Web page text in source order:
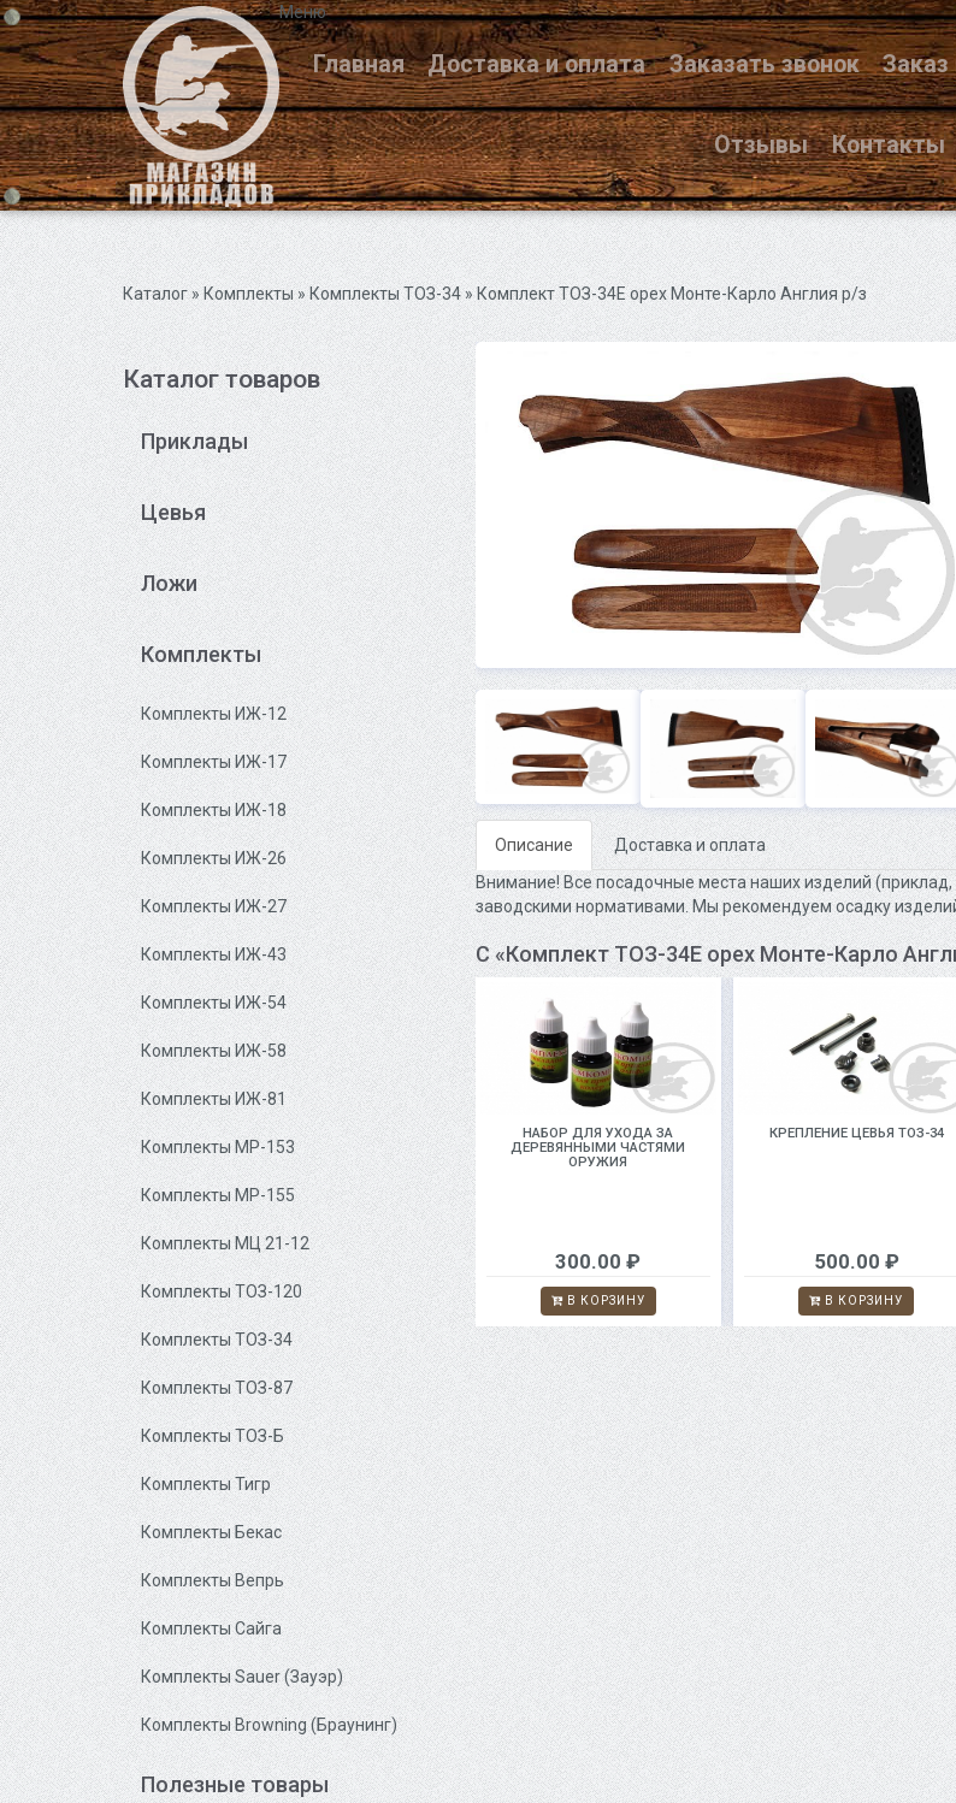
Меню
Главная Доставка и оплата Заказать звонок Заказ
Отзывы Контакты
Каталог» Комплекты »Комплекты ТОЗ-34» Комплект ТОЗ-34Е орех Монте-Карло Англия р/з
Каталог товаров
Приклады
Цевья
Ложи
Комплекты
Комплекты ИЖ-12
Комплекты ИЖ-17
Комплекты ИЖ-18
Комплекты ИЖ-26
Комплекты ИЖ-27
Комплекты ИЖ-43
Комплекты ИЖ-54
Комплекты ИЖ-58
Комплекты ИЖ-81
Комплекты МР-153
Комплекты МР-155
Комплекты МЦ 21-12
Комплекты ТОЗ-120
Комплекты ТОЗ-34
Комплекты ТОЗ-87
Комплекты ТОЗ-Б
Комплекты Тигр
Комплекты Бекас
Комплекты Вепрь
Комплекты Сайга
Комплекты Sauer (Зауэр)
Комплекты Browning (Браунинг)
Полезные товары
Описание
Доставка и оплата
Внимание! Все посадочные места наших изделий
заводскими нормативами. Мы рекомендуем осадку
С «Комплект ТОЗ-34Е орех Монте-Карло
НАБОР ДЛЯ УХОДА ЗА
ДЕРЕВЯННЫМИ ЧАСТЯМИ
ОРУЖИЯ
300.00 ₽
В КОРЗИНУ
КРЕПЛЕНИЕ ЦЕВЬЯ ТОЗ-34
500.00 ₽
В КОРЗИНУ